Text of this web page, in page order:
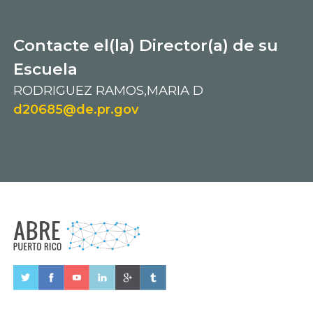
Contacte el(la) Director(a) de su
Escuela
RODRIGUEZ RAMOS,MARIA D
d20685@de.pr.gov